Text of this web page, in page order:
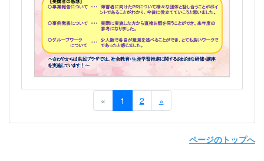
« 1 2 »
ページのトップへ